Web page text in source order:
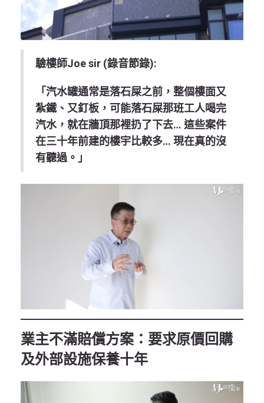
驗樓師Joe sir (錄音節錄):
「汽水罐通常是落石屎之前，整個樓面又
紮鐵、又釘板，可能落石屎那班工人喝完
汽水，就在牆頂那裡扔了下去… 這些案件
在三十年前建的樓宇比較多… 現在真的沒
有聽過。」
業主不滿賠償方案：要求原價回購
及外部設施保養十年